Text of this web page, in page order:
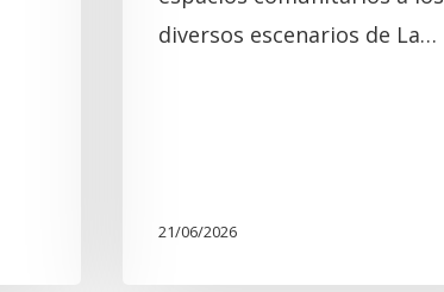
diversos escenarios de La…
21/06/2026